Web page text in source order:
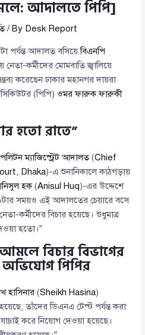
আদালতে পিপি]
/ By Desk Report
পর্যন্ত আদালত বসিয়েবিএনপি
কর্মীদের মোমবাতি জ্বালিয়ে
করেছেন ঢাকার মহানগর দায়রা
(পিপি)ওমর ফারুক ফারুকী
হতো রাতে”
ম্যাজিস্ট্রেট আদালত(Chief
Dhaka)-এ শুনানিকালে কাঠগড়ায়
হক(Anisul Huq)-এর উদ্দেশে
সময়ও এই আদালতের চেয়ারে বসে
কর্মীদের বিচার হয়েছে। শুধুমাত্র
হতো।”
বিচার বিভাগের
অভিযোগ পিপির
হাসিনার (Sheikh Hasina)
তাঁদের ডিএনএ টেস্ট পর্যন্ত করা
করে নিয়োগ দেওয়া হয়েছে।